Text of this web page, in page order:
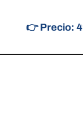
👉 Precio: